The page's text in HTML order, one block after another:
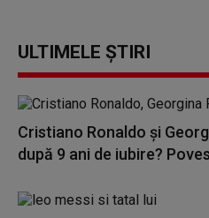
ULTIMELE ȘTIRI
Cristiano Ronaldo și
după 9 ani de iubire?